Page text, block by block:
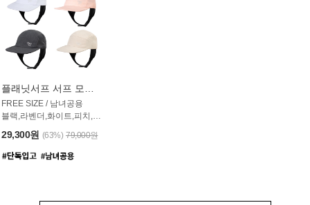
플래닛서프 서프 모자 UAC007PS
FREE SIZE / 남녀공용
블랙,라벤더,화이트,피치,그레이,오트밀 6컬러
29,300원 (63%) 79,000원